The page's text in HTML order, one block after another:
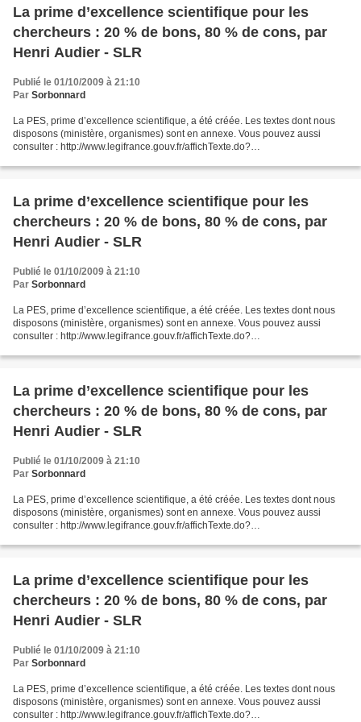
La prime d’excellence scientifique pour les
chercheurs : 20 % de bons, 80 % de cons, par
Henri Audier - SLR
Publié le 01/10/2009 à 21:10
Par Sorbonnard
La PES, prime d’excellence scientifique, a été créée. Les textes dont nous
disposons (ministère, organismes) sont en annexe. Vous pouvez aussi
consulter : http://www.legifrance.gouv.fr/affichTexte.do?
La prime d’excellence scientifique pour les
chercheurs : 20 % de bons, 80 % de cons, par
Henri Audier - SLR
Publié le 01/10/2009 à 21:10
Par Sorbonnard
La PES, prime d’excellence scientifique, a été créée. Les textes dont nous
disposons (ministère, organismes) sont en annexe. Vous pouvez aussi
consulter : http://www.legifrance.gouv.fr/affichTexte.do?
La prime d’excellence scientifique pour les
chercheurs : 20 % de bons, 80 % de cons, par
Henri Audier - SLR
Publié le 01/10/2009 à 21:10
Par Sorbonnard
La PES, prime d’excellence scientifique, a été créée. Les textes dont nous
disposons (ministère, organismes) sont en annexe. Vous pouvez aussi
consulter : http://www.legifrance.gouv.fr/affichTexte.do?
La prime d’excellence scientifique pour les
chercheurs : 20 % de bons, 80 % de cons, par
Henri Audier - SLR
Publié le 01/10/2009 à 21:10
Par Sorbonnard
La PES, prime d’excellence scientifique, a été créée. Les textes dont nous
disposons (ministère, organismes) sont en annexe. Vous pouvez aussi
consulter : http://www.legifrance.gouv.fr/affichTexte.do?